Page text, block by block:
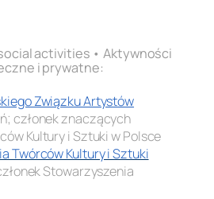
activities • Aktywności
i prywatne:
Związku Artystów
członek znaczących
Kultury i Sztuki w Polsce
Twórców Kultury i Sztuki
Stowarzyszenia